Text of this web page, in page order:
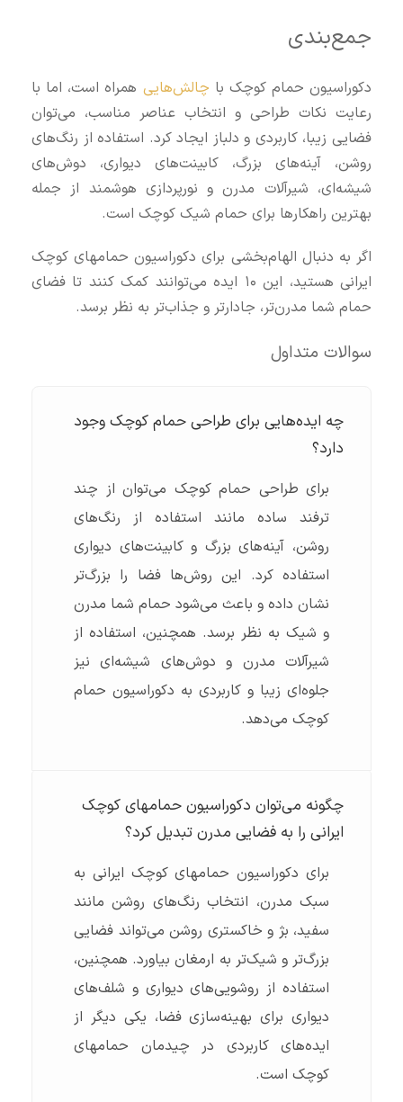
جمع‌بندی
دکوراسیون حمام کوچک با چالش‌هایی همراه است، اما با
رعایت نکات طراحی و انتخاب عناصر مناسب، می‌توان
فضایی زیبا، کاربردی و دلباز ایجاد کرد. استفاده از رنگ‌های
روشن، آینه‌های بزرگ، کابینت‌های دیواری، دوش‌های
شیشه‌ای، شیرآلات مدرن و نورپردازی هوشمند از جمله
بهترین راهکارها برای حمام شیک کوچک است.
اگر به دنبال الهام‌بخشی برای دکوراسیون حمامهای کوچک
ایرانی هستید، این ۱۰ ایده می‌توانند کمک کنند تا فضای
حمام شما مدرن‌تر، جادارتر و جذاب‌تر به نظر برسد.
سوالات متداول
چه ایده‌هایی برای طراحی حمام کوچک وجود
دارد؟
برای طراحی حمام کوچک می‌توان از چند
ترفند ساده مانند استفاده از رنگ‌های
روشن، آینه‌های بزرگ و کابینت‌های دیواری
استفاده کرد. این روش‌ها فضا را بزرگ‌تر
نشان داده و باعث می‌شود حمام شما مدرن
و شیک به نظر برسد. همچنین، استفاده از
شیرآلات مدرن و دوش‌های شیشه‌ای نیز
جلوه‌ای زیبا و کاربردی به دکوراسیون حمام
کوچک می‌دهد.
چگونه می‌توان دکوراسیون حمامهای کوچک
ایرانی را به فضایی مدرن تبدیل کرد؟
برای دکوراسیون حمامهای کوچک ایرانی به
سبک مدرن، انتخاب رنگ‌های روشن مانند
سفید، بژ و خاکستری روشن می‌تواند فضایی
بزرگ‌تر و شیک‌تر به ارمغان بیاورد. همچنین،
استفاده از روشویی‌های دیواری و شلف‌های
دیواری برای بهینه‌سازی فضا، یکی دیگر از
ایده‌های کاربردی در چیدمان حمامهای
کوچک است.